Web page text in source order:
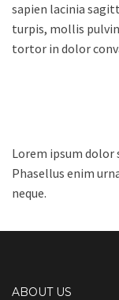
sapien lacinia
turpis, mollis
tortor in dolor
Lorem ipsum
Phasellus enim
neque.
ABOUT US